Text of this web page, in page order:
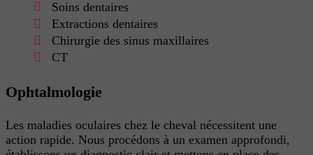
Soins dentaires
Extractions dentaires
Chirurgie des sinus maxillaires
CT
Ophtalmologie
Les maladies oculaires chez le cheval nécessitent une
action rapide. Nous procédons à un examen approfondi,